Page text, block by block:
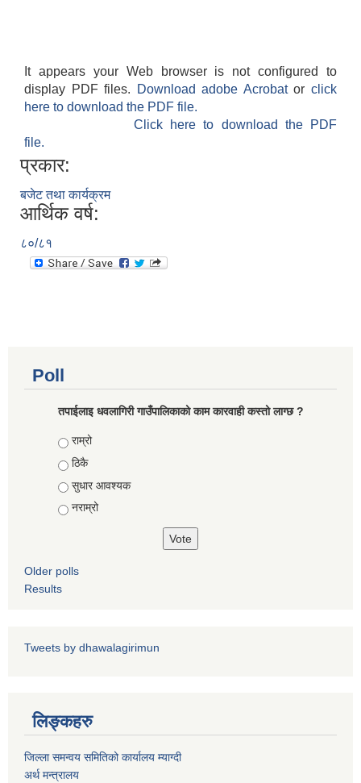
It appears your Web browser is not configured to
display PDF files.
Download adobe Acrobatorclick
here to download the PDF file.
Click here to download the PDF
file.
प्रकार:
बजेट तथा कार्यक्रम
आर्थिक वर्ष:
८०/८१
Poll
तपाईलाइ धवलागिरी गाउँपालिकाको काम कारवाही कस्तो लाग्छ ?
Choices
राम्रो
ठिकै
सुधार आवश्यक
नराम्रो
Older polls
Results
Tweets by dhawalagirimun
लिङ्कहरु
जिल्ला समन्वय समितिको कार्यालय म्याग्दी
अर्थ मन्त्रालय